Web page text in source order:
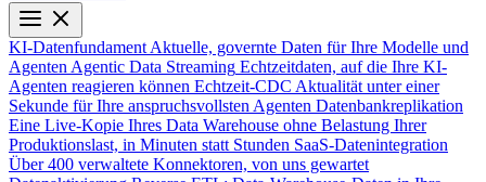
KI-Datenfundament Aktuelle, governte Daten für Ihre Modelle und
Agenten Agentic Data Streaming Echtzeitdaten, auf die Ihre KI-
Agenten reagieren können Echtzeit-CDC Aktualität unter einer
Sekunde für Ihre anspruchsvollsten Agenten Datenbankreplikation
Eine Live-Kopie Ihres Data Warehouse ohne Belastung Ihrer
Produktionslast, in Minuten statt Stunden SaaS-Datenintegration
Über 400 verwaltete Konnektoren, von uns gewartet